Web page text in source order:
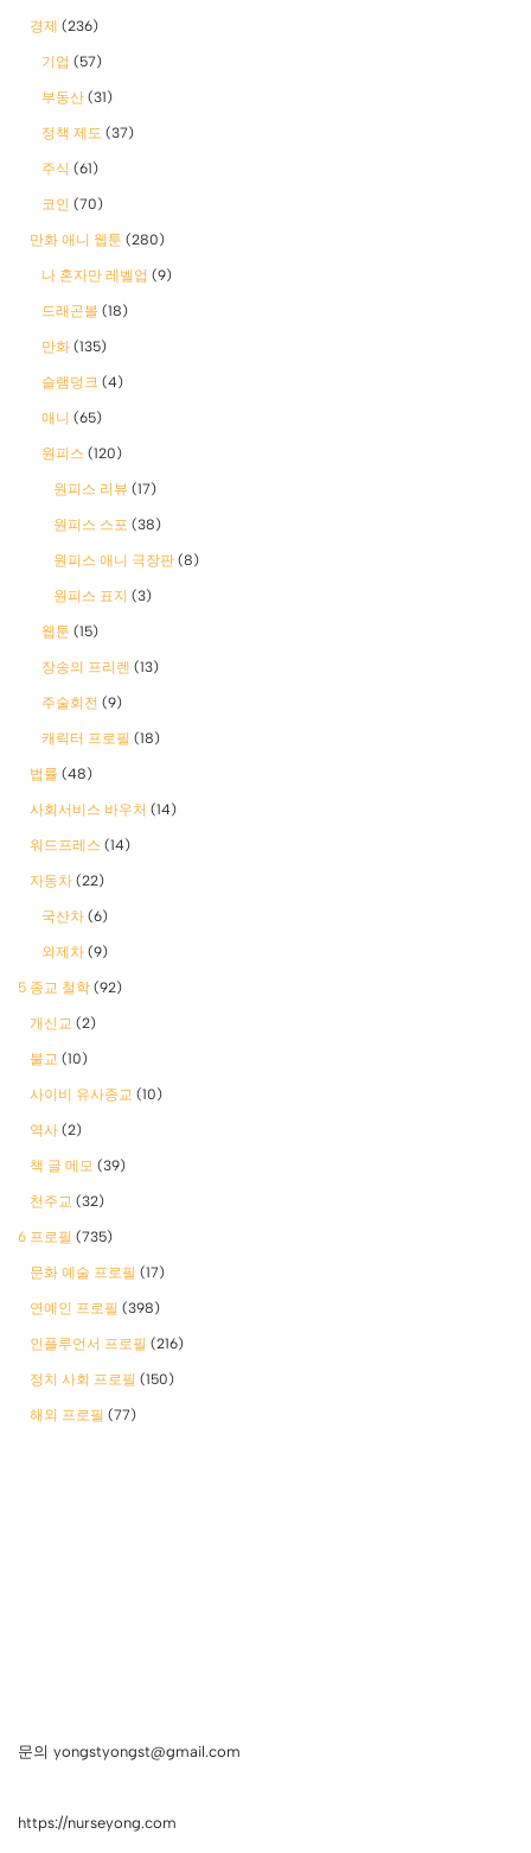
경제 (236)
기업 (57)
부동산 (31)
정책 제도 (37)
주식 (61)
코인 (70)
만화 애니 웹툰 (280)
나 혼자만 레벨업 (9)
드래곤볼 (18)
만화 (135)
슬램덩크 (4)
애니 (65)
원피스 (120)
원피스 리뷰 (17)
원피스 스포 (38)
원피스 애니 극장판 (8)
원피스 표지 (3)
웹툰 (15)
장송의 프리렌 (13)
주술회전 (9)
캐릭터 프로필 (18)
법률 (48)
사회서비스 바우처 (14)
워드프레스 (14)
자동차 (22)
국산차 (6)
외제차 (9)
5 종교 철학 (92)
개신교 (2)
불교 (10)
사이비 유사종교 (10)
역사 (2)
책 글 메모 (39)
천주교 (32)
6 프로필 (735)
문화 예술 프로필 (17)
연예인 프로필 (398)
인플루언서 프로필 (216)
정치 사회 프로필 (150)
해외 프로필 (77)
문의 yongstyongst@gmail.com
https://nurseyong.com